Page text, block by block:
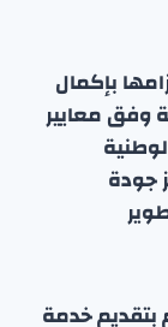
بإكمال
وفق معايير
جودة
بتقديم خدمة